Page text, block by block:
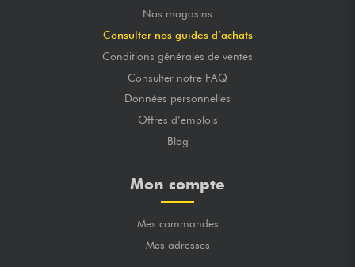
Nos magasins
Consulter nos guides d’achats
Conditions générales de ventes
Consulter notre FAQ
Données personnelles
Offres d’emplois
Blog
Mon compte
Mes commandes
Mes adresses